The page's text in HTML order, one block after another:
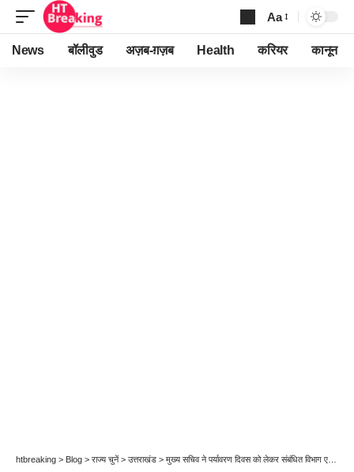
Font
Resizer
Aa
News बॉलीवुड अज़ब-ग़ज़ब Health करियर कानून
htbreaking > Blog > राज्य चुनें > उत्तराखंड > मुख्य सचिव ने पर्यावरण दिवस को लेकर संबंधित विभाग एवं जिलाधिकारियों के साथ बैठक की